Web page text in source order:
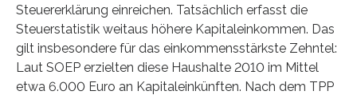
Steuererklärung einreichen. Tatsächlich erfasst die
Steuerstatistik weitaus höhere Kapitaleinkommen. Das
gilt insbesondere für das einkommensstärkste Zehntel:
Laut SOEP erzielten diese Haushalte 2010 im Mittel
etwa 6.000 Euro an Kapitaleinkünften. Nach dem TPP